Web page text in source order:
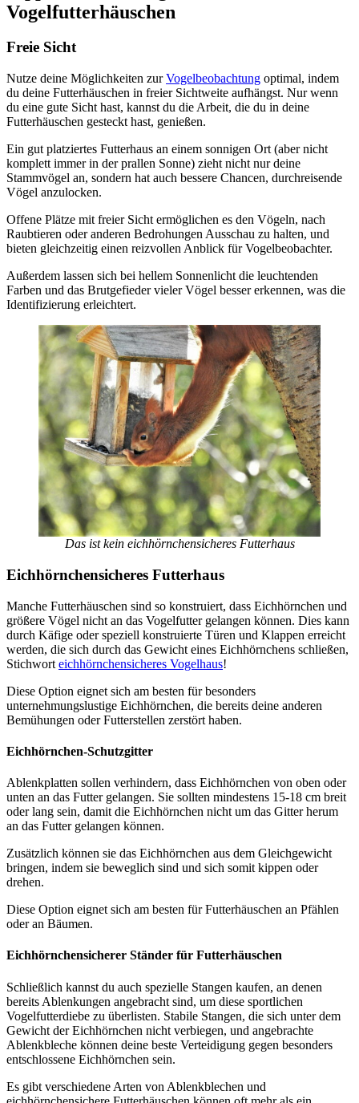
Vogelfutterhäuschen
Freie Sicht
Nutze deine Möglichkeiten zurVogelbeobachtung optimal, indem
du deine Futterhäuschen in freier Sichtweite aufhängst. Nur wenn
du eine gute Sicht hast, kannst du die Arbeit, die du in deine
Futterhäuschen gesteckt hast, genießen.
Ein gut platziertes Futterhaus an einem sonnigen Ort (aber nicht
komplett immer in der prallen Sonne) zieht nicht nur deine
Stammvögel an, sondern hat auch bessere Chancen, durchreisende
Vögel anzulocken.
Offene Plätze mit freier Sicht ermöglichen es den Vögeln, nach
Raubtieren oder anderen Bedrohungen Ausschau zu halten, und
bieten gleichzeitig einen reizvollen Anblick für Vogelbeobachter.
Außerdem lassen sich bei hellem Sonnenlicht die leuchtenden
Farben und das Brutgefieder vieler Vögel besser erkennen, was die
Identifizierung erleichtert.
Das ist kein eichhörnchensicheres Futterhaus
Eichhörnchensicheres Futterhaus
Manche Futterhäuschen sind so konstruiert, dass Eichhörnchen und
größere Vögel nicht an das Vogelfutter gelangen können. Dies kann
durch Käfige oder speziell konstruierte Türen und Klappen erreicht
werden, die sich durch das Gewicht eines Eichhörnchens schließen,
Stichwort eichhörnchensicheres Vogelhaus!
Diese Option eignet sich am besten für besonders
unternehmungslustige Eichhörnchen, die bereits deine anderen
Bemühungen oder Futterstellen zerstört haben.
Eichhörnchen-Schutzgitter
Ablenkplatten sollen verhindern, dass Eichhörnchen von oben oder
unten an das Futter gelangen. Sie sollten mindestens 15-18 cm breit
oder lang sein, damit die Eichhörnchen nicht um das Gitter herum
an das Futter gelangen können.
Zusätzlich können sie das Eichhörnchen aus dem Gleichgewicht
bringen, indem sie beweglich sind und sich somit kippen oder
drehen.
Diese Option eignet sich am besten für Futterhäuschen an Pfählen
oder an Bäumen.
Eichhörnchensicherer Ständer für Futterhäuschen
Schließlich kannst du auch spezielle Stangen kaufen, an denen
bereits Ablenkungen angebracht sind, um diese sportlichen
Vogelfutterdiebe zu überlisten. Stabile Stangen, die sich unter dem
Gewicht der Eichhörnchen nicht verbiegen, und angebrachte
Ablenkbleche können deine beste Verteidigung gegen besonders
entschlossene Eichhörnchen sein.
Es gibt verschiedene Arten von Ablenkblechen und